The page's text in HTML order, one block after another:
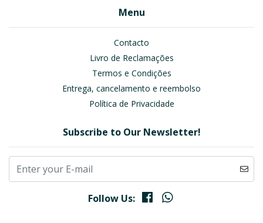
Menu
Contacto
Livro de Reclamações
Termos e Condições
Entrega, cancelamento e reembolso
Política de Privacidade
Subscribe to Our Newsletter!
Follow Us: